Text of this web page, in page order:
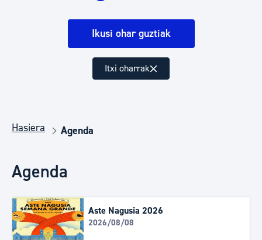
Ikusi ohar guztiak
Itxi oharrak
Hasiera Agenda
Agenda
Aste Nagusia 2026
2026/08/08